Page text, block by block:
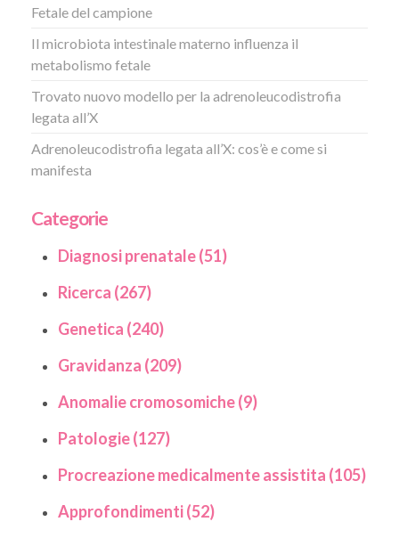
Fetale del campione
Il microbiota intestinale materno influenza il
metabolismo fetale
Trovato nuovo modello per la adrenoleucodistrofia
legata all’X
Adrenoleucodistrofia legata all’X: cos’è e come si
manifesta
Categorie
Diagnosi prenatale (51)
Ricerca (267)
Genetica (240)
Gravidanza (209)
Anomalie cromosomiche (9)
Patologie (127)
Procreazione medicalmente assistita (105)
Approfondimenti (52)